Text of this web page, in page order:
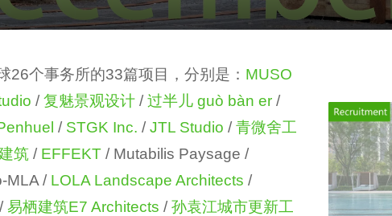
个事务所的33篇项目，分别是： MUSO
/ 复魅景观设计 / 过半儿 guò bàn er /
/ STGK Inc. / JTL Studio / 青微舍工
筑 / EFFEKT / Mutabilis Paysage /
MLA / LOLA Landscape Architects /
易栖建筑E7 Architects / 孙袁江城市更新工